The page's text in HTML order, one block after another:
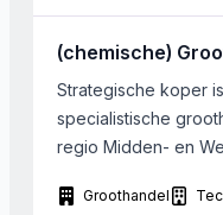
Grootte is van
ondergeschikt
(chemische)
Strategische koper
specialistische
regio Midden- en
met ‘high value, low
Groothandel